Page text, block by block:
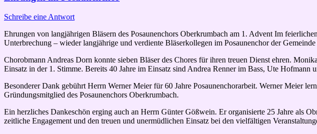
Schreibe eine Antwort
Ehrungen von langjährigen Bläsern des Posaunenchors Oberkrumbach am 1. Advent Im
Unterbrechung – wieder langjährige und verdiente Bläserkollegen im Posaunenchor der
Chorobmann Andreas Dorn konnte sieben Bläser des Chores für ihren treuen Dienst ehren.
Einsatz in der 1. Stimme. Bereits 40 Jahre im Einsatz sind Andrea Renner im Bass, Ute
Besonderer Dank gebührt Herrn Werner Meier für 60 Jahre Posaunenchorarbeit. Werner Meier
Gründungsmitglied des Posaunenchors Oberkrumbach.
Ein herzliches Dankeschön erging auch an Herrn Günter Gößwein. Er organisierte 25 Jahre als
zeitliche Engagement und den treuen und unermüdlichen Einsatz bei den vielfältigen